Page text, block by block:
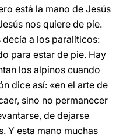
está la mano de Jesús
nos quiere de pie.
decía a los paralíticos:
para estar de pie. Hay
los alpinos cuando
dice así: «en el arte de
sino no permanecer
de dejarse
Y esta mano muchas